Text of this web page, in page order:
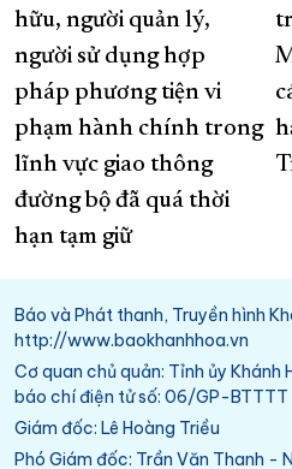
hữu, người quản lý,
người sử dụng hợp
pháp phương tiện vi
phạm hành chính trong
lĩnh vực giao thông
đường bộ đã quá thời
hạn tạm giữ
Báo và Phát thanh, Truyền hình
http://www.baokhanhhoa.vn
Cơ quan chủ quản: Tỉnh ủy Khánh
báo chí điện tử số: 06/GP-
Giám đốc: Lê Hoàng Triều
Phó Giám đốc: Trần Văn Thanh -